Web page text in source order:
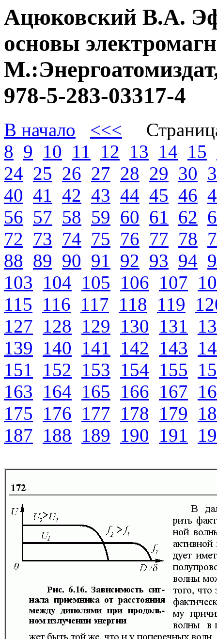
Ацюковский В.А.
основы
978-5-283-03317-4
В начало <<<
8 9 10 11 12 13 14 15
24 25 26 27 28 29 30
40 41 42 43 44 45 46
56 57 58 59 60 61 62
72 73 74 75 76 77 78
88 89 90 91 92 93 94
103 104 105 106 107
115 116 117 118 119
127 128 129 130 131
139 140 141 142 143
151
152 153 154 155
163 164 165 166 167
175 176 177 178 179
187 188 189 190 191